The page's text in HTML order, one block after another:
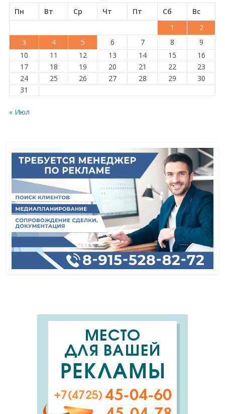
Пн
Вт Ср Чт Пт Сб
Вс
1
2
3
4 5 6 7 8
9
10
11 12 13 14 15
16
17
18 19 20 21 22
23
24
25 26 27 28 29
30
31
« Июл